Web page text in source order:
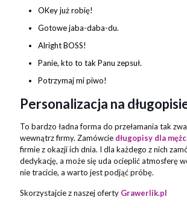
OKey już robię!
Gotowe jaba-daba-du.
Alright BOSS!
Panie, kto to tak Panu zepsuł.
Potrzymaj mi piwo!
Personalizacja na
To bardzo ładna forma do przełamania tak
wewnątrz firmy. Zamówcie długopisy dla
firmie z okazji ich dnia. I dla każdego z nich
dedykację, a może się uda ocieplić atmosferę
nie tracicie, a warto jest podjąć próbę.
Skorzystajcie z naszej oferty Grawerlik.pl